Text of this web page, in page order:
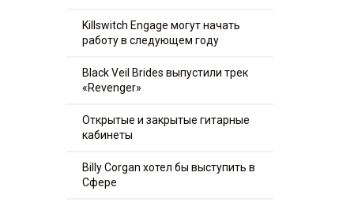
Killswitch Engage могут начать
работу в следующем году
Black Veil Brides выпустили трек
«Revenger»
Открытые и закрытые гитарные
кабинеты
Billy Corgan хотел бы выступить в
Сфере